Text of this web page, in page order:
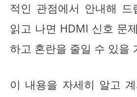
적인 관점에서 안내해 드
읽고 나면 HDMI 신호 문
하고 혼란을 줄일 수 있을
이 내용을 자세히 알고